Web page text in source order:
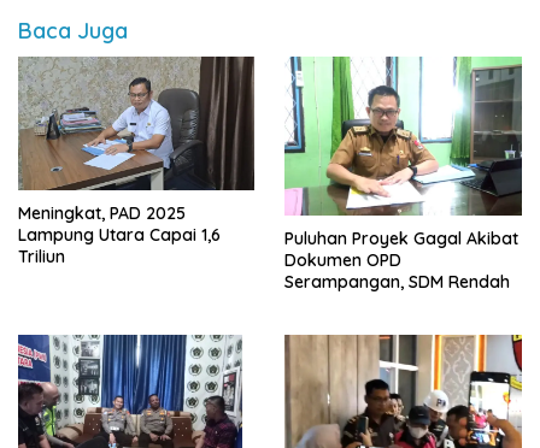
Baca Juga
Meningkat, PAD 2025
Lampung Utara Capai 1,6
Triliun
Puluhan Proyek Gagal Akibat
Dokumen OPD
Serampangan, SDM Rendah